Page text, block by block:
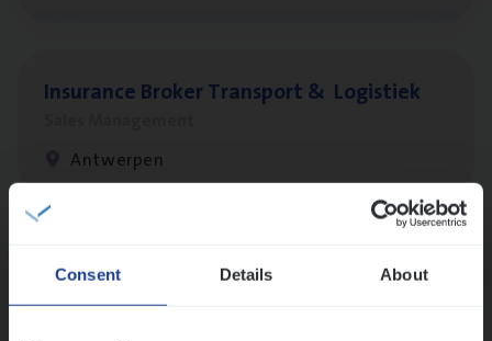
Consent Details About
Insu­ran­ce Bro­ker Trans­port& Logistiek
Antwerpen
Lees onze verhalen
Meer dan collega’s: hoe Julie en Aurélie elkaar